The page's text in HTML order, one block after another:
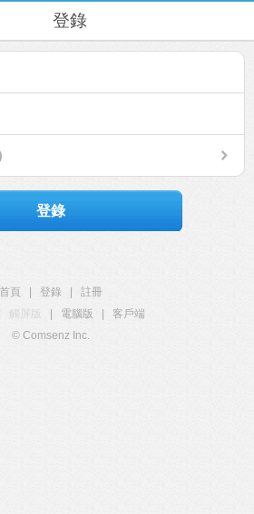
登錄
登錄
首頁 登錄
註冊
觸屏版 電腦版
客戶端
© Comsenz Inc.